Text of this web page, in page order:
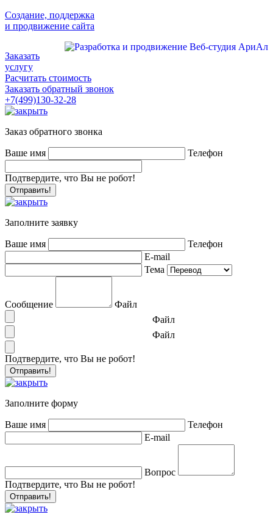
Создание, поддержка
и продвижение сайта
Заказать
услугу
Расчитать стоимость
Заказать обратный звонок
+7(499)130-32-28
Заказ обратного звонка
Ваше имя Телефон
Подтвердите, что Вы не робот!
Заполните заявку
Ваше имя
Телефон
E-mail
Тема
Сообщение
Файл
Файл
Файл
Подтвердите, что Вы не робот!
Заполните форму
Ваше имя
Телефон
E-mail
Вопрос
Подтвердите, что Вы не робот!